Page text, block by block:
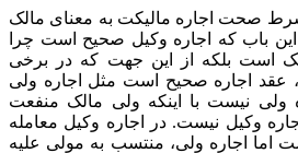
صحت اجاره مالیکت به معنای مالک
باب که اجاره وکیل صحیح است چرا
است بلکه از این جهت که در برخی
عقد اجاره صحیح است مثل اجاره ولی
نیست با اینکه ولی مالک منفعت
وکیل نیست. در اجاره وکیل معامله
اما اجاره ولی، منتسب به مولی علیه